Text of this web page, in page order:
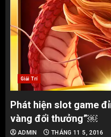
Giải Trí
Phát hiện slot game
vàng đổi thưởng”￼
ADMIN THÁNG 11 5, 2016